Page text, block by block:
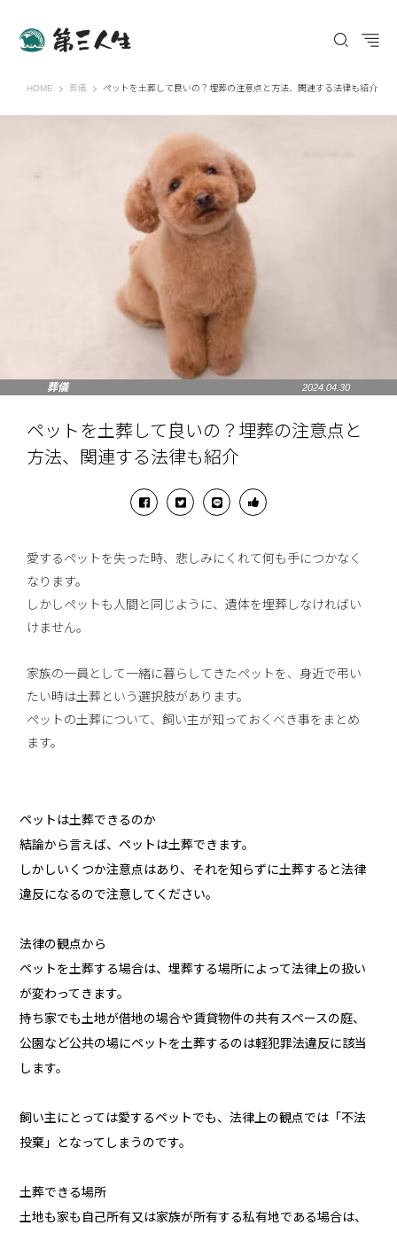
HOME 第三人生 〜寄り道の歩き方〜
葬儀 ペットを土葬して良いの？埋葬の注意点と方法、関連する法律も紹介
葬儀 2024.04.30
ペットを土葬して良いの？埋葬の注意点と
方法、関連する法律も紹介
愛するペットを失った時、悲しみにくれて何も手につかなく
なります。
しかしペットも人間と同じように、遺体を埋葬しなければい
けません。
家族の一員として一緒に暮らしてきたペットを、身近で弔い
たい時は土葬という選択肢があります。
ペットの土葬について、飼い主が知っておくべき事をまとめ
ます。
ペットは土葬できるのか
結論から言えば、ペットは土葬できます。
しかしいくつか注意点はあり、それを知らずに土葬すると法律
違反になるので注意してください。
法律の観点から
ペットを土葬する場合は、埋葬する場所によって法律上の扱い
が変わってきます。
持ち家でも土地が借地の場合や賃貸物件の共有スペースの庭、
公園など公共の場にペットを土葬するのは軽犯罪法違反に該当
します。
飼い主にとっては愛するペットでも、法律上の観点では「不法
投棄」となってしまうのです。
土葬できる場所
土地も家も自己所有又は家族が所有する私有地である場合は、